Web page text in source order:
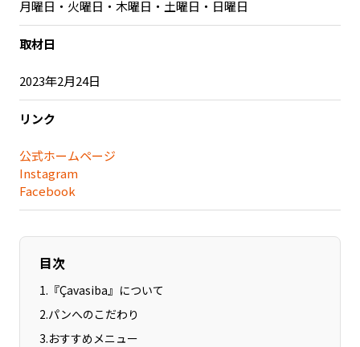
お問い合わせ
月曜日・火曜日・木曜日・土曜日・日曜日
取材日
2023年2月24日
リンク
公式ホームページ
Instagram
Facebook
目次
1. 『Çavasiba』について
2.パンへのこだわり
3.おすすめメニュー